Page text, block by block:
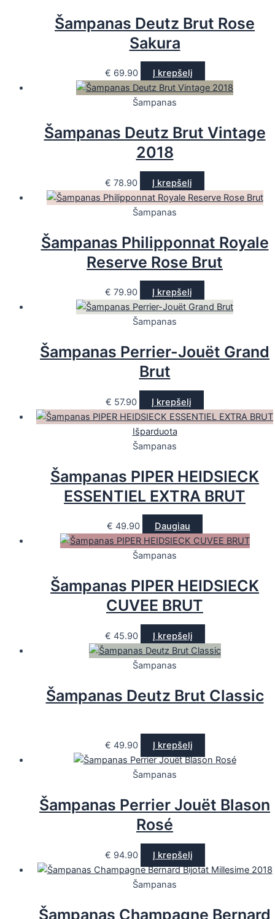
Šampanas Deutz Brut Rose
Sakura
€ 69.90 Į krepšelį
Šampanas
Šampanas Deutz Brut Vintage
2018
€ 78.90 Į krepšelį
Šampanas
Šampanas Philipponnat Royale
Reserve Rose Brut
€ 79.90 Į krepšelį
Šampanas
Šampanas Perrier-Jouët Grand
Brut
€ 57.90 Į krepšelį
Išparduota
Šampanas
Šampanas PIPER HEIDSIECK
ESSENTIEL EXTRA BRUT
€ 49.90 Daugiau
Šampanas
Šampanas PIPER HEIDSIECK
CUVEE BRUT
€ 45.90 Į krepšelį
Šampanas
Šampanas Deutz Brut Classic
€ 49.90 Į krepšelį
Šampanas
Šampanas Perrier Jouët Blason
Rosé
€ 94.90 Į krepšelį
Šampanas
Šampanas Champagne Bernard